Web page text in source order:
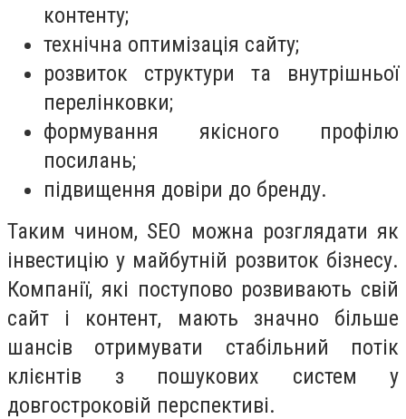
контенту;
технічна оптимізація сайту;
розвиток структури та внутрішньої
перелінковки;
формування якісного профілю
посилань;
підвищення довіри до бренду.
Таким чином, SEO можна розглядати як
інвестицію у майбутній розвиток бізнесу.
Компанії, які поступово розвивають свій
сайт і контент, мають значно більше
шансів отримувати стабільний потік
клієнтів з пошукових систем у
довгостроковій перспективі.